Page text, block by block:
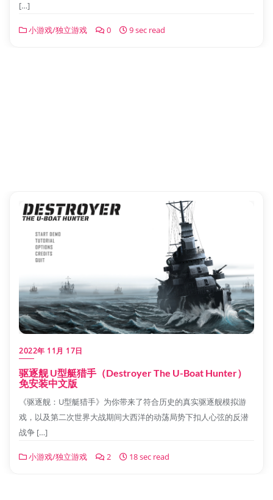
[…]
小游戏/独立游戏 0 9 sec read
2022年 11月 17日
驱逐舰 U型艇猎手（Destroyer The U-Boat Hunter）
免安装中文版
《驱逐舰：U型艇猎手》为你带来了符合历史的真实驱逐舰模拟游
戏，以及第二次世界大战期间大西洋的动荡局势下扣人心弦的反潜
战争 […]
小游戏/独立游戏 2 18 sec read